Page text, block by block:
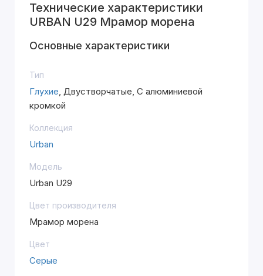
Технические характеристики
URBAN U29 Мрамор морена
Основные характеристики
Тип
Глухие, Двустворчатые, С алюминиевой
кромкой
Коллекция
Urban
Модель
Urban U29
Цвет производителя
Мрамор морена
Цвет
Серые